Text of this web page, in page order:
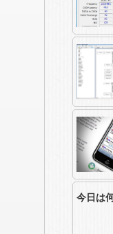
今日は